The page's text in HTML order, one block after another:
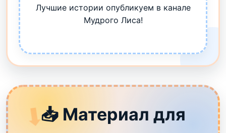
Лучшие истории опубликуем в канале
Мудрого Лиса!
📥 Материал для